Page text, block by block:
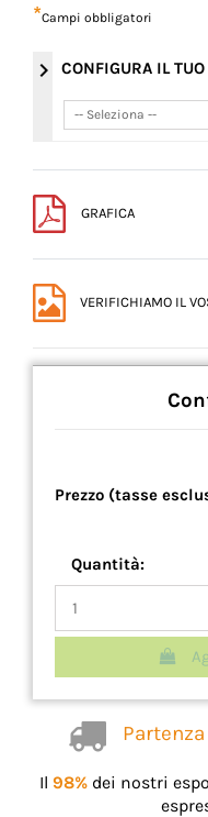
*Campi obbligatori
chevron_right CONFIGURA IL
-- Seleziona --
-- Seleziona --
GRAFICA
VERIFICHIAMO IL
Prezzo (tasse
Quantità:
Il 98% dei nostri